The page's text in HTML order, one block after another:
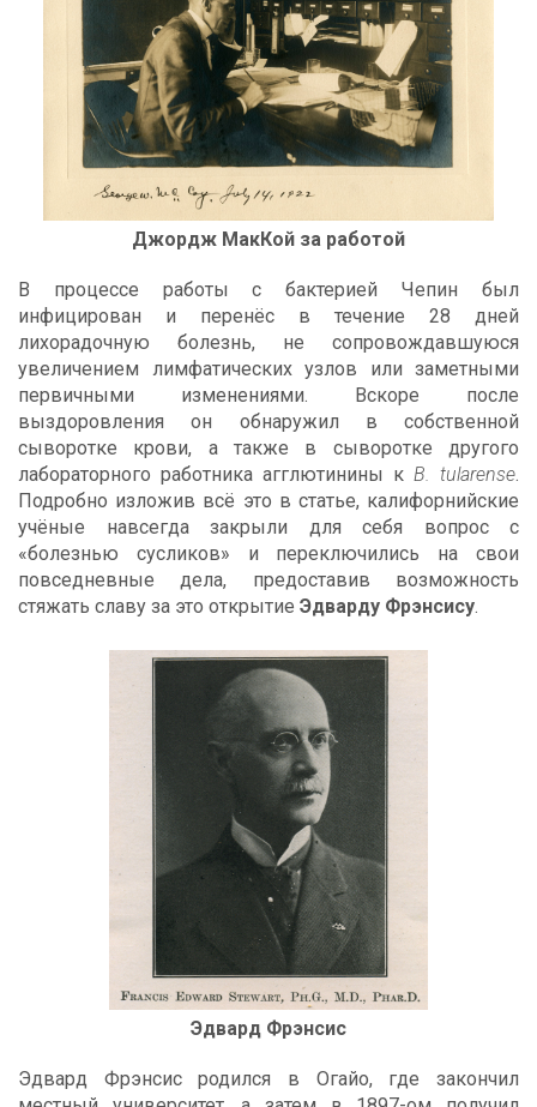
Джордж МакКой за работой
В процессе работы с бактерией Чепин был
инфицирован и перенёс в течение 28 дней
лихорадочную болезнь, не сопровождавшуюся
увеличением лимфатических узлов или заметными
первичными изменениями. Вскоре после
выздоровления он обнаружил в собственной
сыворотке крови, а также в сыворотке другого
лабораторного работника агглютинины к B. tularense.
Подробно изложив всё это в статье, калифорнийские
учёные навсегда закрыли для себя вопрос с
«болезнью сусликов» и переключились на свои
повседневные дела, предоставив возможность
стяжать славу за это открытие Эдварду Фрэнсису.
Эдвард Фрэнсис
Эдвард Фрэнсис родился в Огайо, где закончил